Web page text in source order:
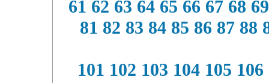
61 62 63 64 65 66 67 68 69
81 82 83 84 85 86 87 88
101 102 103 104 105 106